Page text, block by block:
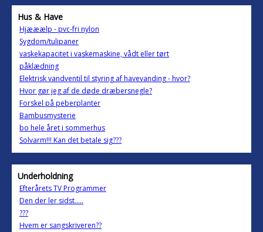
Hus & Have
Hjææælp - pvc-fri nylon
Sygdom/tulipaner
vaskekapacitet i vaskemaskine, vådt eller tørt
påklædning
Elektrisk vandventil til styring af havevanding - hvor?
Hvor gør jeg af de døde dræbersnegle?
Forskel på peberplanter
Bambusmysterie
bo hele året i sommerhus
Solvarm!!! Kan det betale sig???
Underholdning
Efterårets TV Programmer
Den der ler sidst.....
???
Hvem er sangskriveren??